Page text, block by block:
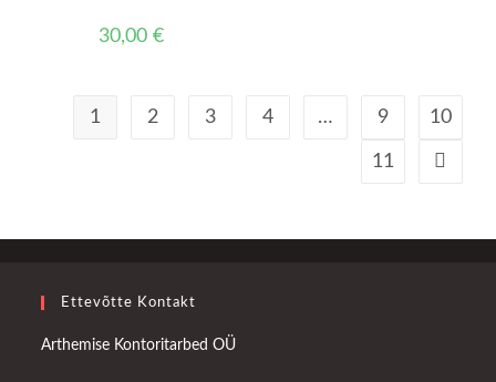
30,00 €
1 2 3 4 … 9 10
11
Ettevõtte Kontakt
Arthemise Kontoritarbed OÜ